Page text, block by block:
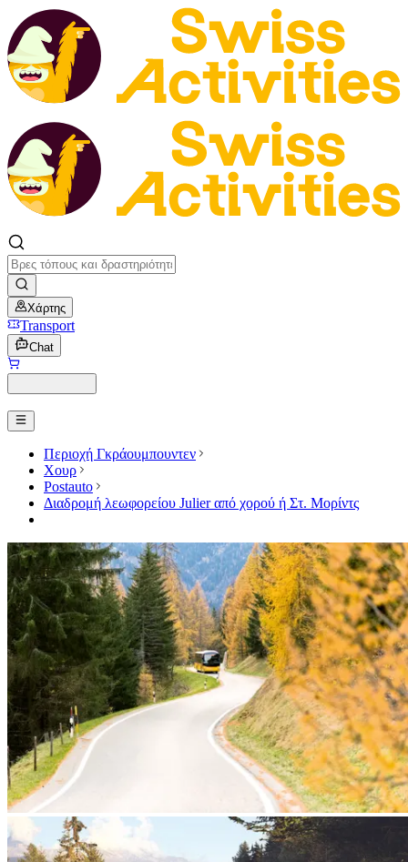
Χάρτης
Transport
Chat
Περιοχή Γκράουμπουντεν
Χουρ
Postauto
Διαδρομή λεωφορείου Julier από χορού ή Στ. Μορίντς